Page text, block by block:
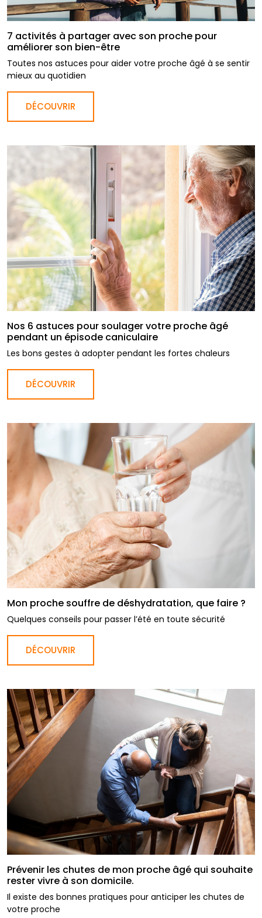
7 activités à partager avec son proche pour
améliorer son bien-être
Toutes nos astuces pour aider votre proche âgé à se sentir
mieux au quotidien
DÉCOUVRIR
Nos 6 astuces pour soulager votre proche âgé
pendant un épisode caniculaire
Les bons gestes à adopter pendant les fortes chaleurs
DÉCOUVRIR
Mon proche souffre de déshydratation, que faire ?
Quelques conseils pour passer l’été en toute sécurité
DÉCOUVRIR
Prévenir les chutes de mon proche âgé qui souhaite
rester vivre à son domicile.
Il existe des bonnes pratiques pour anticiper les chutes de
votre proche